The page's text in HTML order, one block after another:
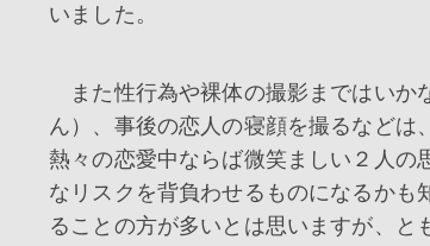
いました。
また性行為や裸体の撮影まではいか
ん）、事後の恋人の寝顔を撮るなど
熱々の恋愛中ならば微笑ましい２人の
なリスクを背負わせるものになるか
ることの方が多いとは思いますが、と